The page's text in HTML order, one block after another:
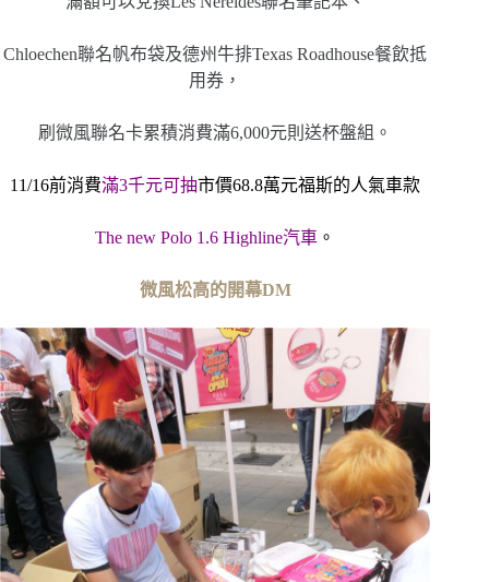
Chloechen聯名帆布袋及德州牛排Texas Roadhouse餐飲抵
用券，
刷微風聯名卡累積消費滿6,000元則送杯盤組。
11/16前消費滿3千元可抽市價68.8萬元福斯的人氣車款
The new Polo 1.6 Highline汽車 。
微風松高的開幕DM